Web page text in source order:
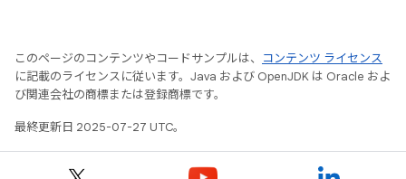
このページのコンテンツやコードサンプルは、
コンテンツ ライセンス
に記載のライセンスに従います。Java および OpenJDK は Oracle およ
び関連会社の商標または登録商標です。
最終更新日 2025-07-27 UTC。